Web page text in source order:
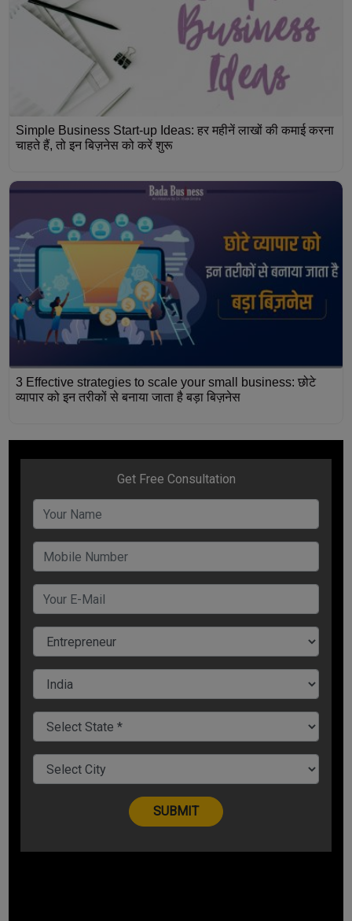
Simple Business Start-up Ideas: हर महीनें लाखों की कमाई करना
चाहते हैं, तो इन बिज़नेस को करें शुरू
3 Effective strategies to scale your small business: छोटे
व्यापार को इन तरीकों से बनाया जाता है बड़ा बिज़नेस